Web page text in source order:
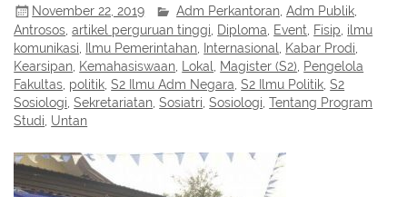
November 22, 2019 Adm Perkantoran ,Adm Publik
Antrosos ,artikel perguruan tinggi Diploma Event Fisip ilmu
komunikasi
Ilmu Pemerintahan Internasional Kabar Prodi
Kearsipan Kemahasiswaan Lokal Magister (S2)
Pengelola
Fakultas politik ,S2 Ilmu Adm Negara ,S2 Ilmu Politik ,S2
Sosiologi ,Sekretariatan ,Sosiatri ,Sosiologi ,Tentang Program
Studi Untan